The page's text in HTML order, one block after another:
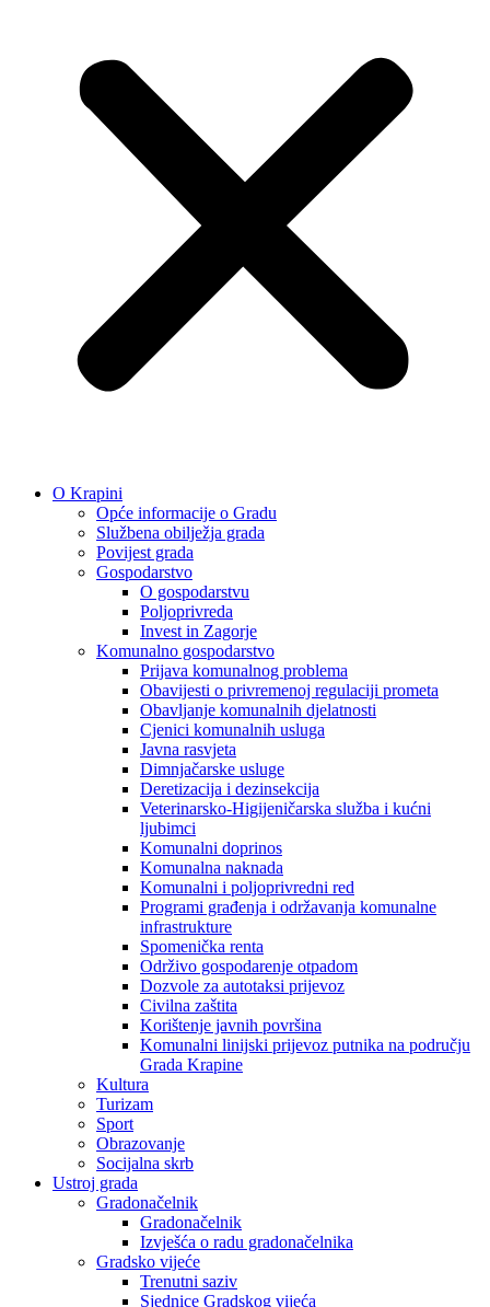
O Krapini
Opće informacije o Gradu
Službena obilježja grada
Povijest grada
Gospodarstvo
O gospodarstvu
Poljoprivreda
Invest in Zagorje
Komunalno gospodarstvo
Prijava komunalnog problema
Obavijesti o privremenoj regulaciji prometa
Obavljanje komunalnih djelatnosti
Cjenici komunalnih usluga
Javna rasvjeta
Dimnjačarske usluge
Deretizacija i dezinsekcija
Veterinarsko-Higijeničarska služba i kućni
ljubimci
Komunalni doprinos
Komunalna naknada
Komunalni i poljoprivredni red
Programi građenja i održavanja komunalne
infrastrukture
Spomenička renta
Održivo gospodarenje otpadom
Dozvole za autotaksi prijevoz
Civilna zaštita
Korištenje javnih površina
Komunalni linijski prijevoz putnika na području
Grada Krapine
Kultura
Turizam
Sport
Obrazovanje
Socijalna skrb
Ustroj grada
Gradonačelnik
Gradonačelnik
Izvješća o radu gradonačelnika
Gradsko vijeće
Trenutni saziv
Sjednice Gradskog vijeća